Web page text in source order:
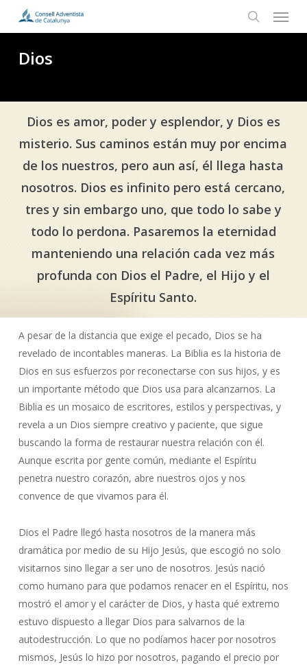
content
search
Menu
Dios
Dios es amor, poder y esplendor, y Dios es
misterio. Sus caminos están muy por encima
de los nuestros, pero aun así, él llega hasta
nosotros. Dios es infinito pero está cercano,
tres y sin embargo uno, que todo lo sabe y
todo lo perdona. Pasaremos la eternidad
manteniendo una relación cada vez más
profunda con Dios el Padre, el Hijo y el
Espíritu Santo.
A pesar de la distancia que exige el pecado, Dios se ha
revelado de incontables maneras. La Biblia es la historia de
Dios en sus esfuerzos por reconectarse con sus hijos, y es
un importante método que Dios usa para alcanzarnos. La
Biblia es un mosaico de escritores, estilos y perspectivas, y
revela a un Dios siempre creativo y paciente, que sigue
buscando la forma de restaurar nuestra relación con él.
Aunque escrita por gente común, mediante el Espíritu
penetra nuestro corazón, abre nuestros ojos y nos
convence de que vivamos para él.
Dios el Padre llegó hasta nosotros de la manera más
dramática por medio de su Hijo Jesús, que escogió no solo
visitarnos sino llegar a ser uno de nosotros. Jesús nació
como humano para que podamos renacer en el Espíritu, nos
mostró el amor y el carácter de Dios, y hasta qué extremo
estuvo dispuesto a llegar Dios para salvarnos de la
autodestrucción. Lo que no podíamos hacer por nosotros
mismos, Jesús lo hizo por nosotros, pagando el precio por